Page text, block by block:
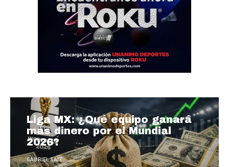
Liga MX: ¿Qué equipo ganará
más dinero por el Mundial
2026?
GABRIEL SAIZ